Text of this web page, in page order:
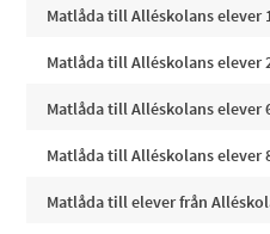
Matlåda till Alléskolans elever
Matlåda till Alléskolans elever
Matlåda till Alléskolans elever
Matlåda till Alléskolans elever
Matlåda till elever från